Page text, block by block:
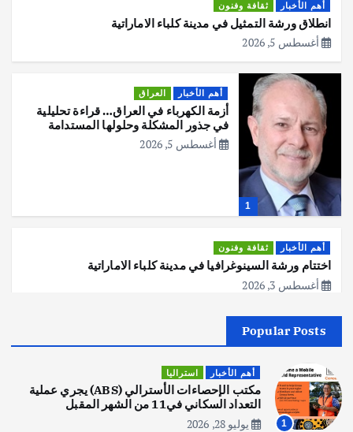
أهم الأخبار ثقافة وفنون
انطلاق ورشة التمثيل في مدينة كلباء الاماراتية
أغسطس 5, 2026
1
أهم الأخبار العراق
أزمة الكهرباء في العراق… قراءة تحليلية
في جذور المشكلة وحلولها المستدامة
أغسطس 5, 2026
أهم الأخبار ثقافة وفنون
اختتام ورشة السينوغرافيا في مدينة كلباء الاماراتية
أغسطس 3, 2026
2
اصبح بطلاً لأستراليا بلعبة كمال الاجسام
يوليو 30, 2026
Popular Posts
1
أهم الأخبار استراليا
مكتب الإحصاءات الأسترالي (ABS) يجري عملية
التعداد السكاني في11 من الشهر المقبل
يوليو 28, 2026